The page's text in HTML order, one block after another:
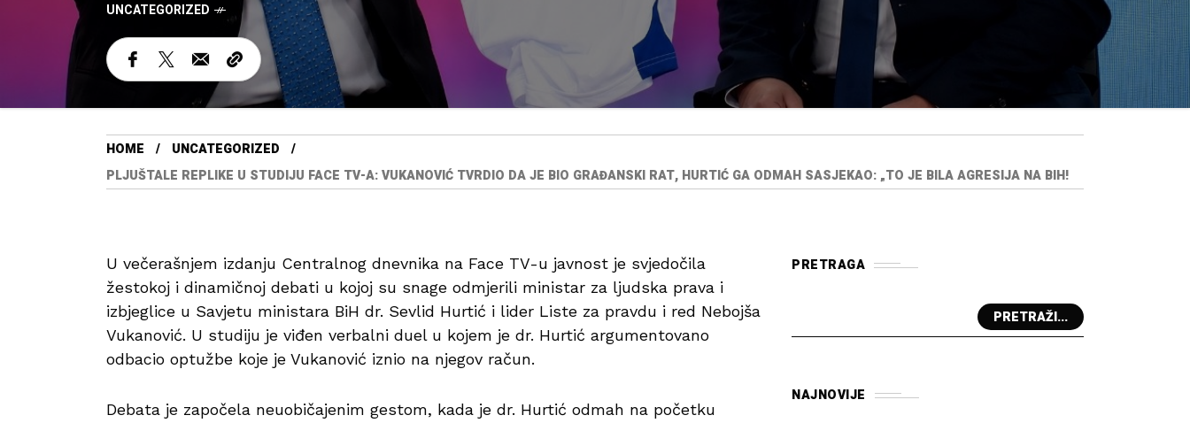
UNCATEGORIZED
HOME
UNCATEGORIZED
PLJUŠTALE REPLIKE U STUDIJU FACE TV-A: VUKANOVIĆ TVRDIO DA JE BIO GRAĐANSKI RAT, HURTIĆ GA ODMAH SASJEKAO: „TO JE BILA AGRESIJA NA BIH!
U večerašnjem izdanju Centralnog dnevnika na Face TV-u javnost je svjedočila
žestokoj i dinamičnoj debati u kojoj su snage odmjerili ministar za ljudska prava i
izbjeglice u Savjetu ministara BiH dr. Sevlid Hurtić i lider Liste za pravdu i red Nebojša
Vukanović. U studiju je viđen verbalni duel u kojem je dr. Hurtić argumentovano
odbacio optužbe koje je Vukanović iznio na njegov račun.
Debata je započela neuobičajenim gestom, kada je dr. Hurtić odmah na početku
PRETRAGA
PRETRAŽI...
NAJNOVIJE